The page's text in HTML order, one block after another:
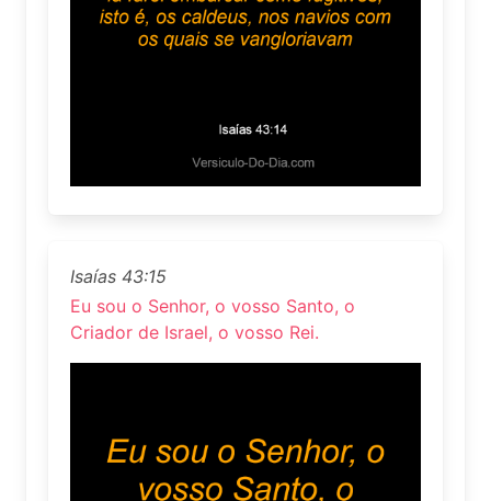
Isaías 43:15
Eu sou o Senhor, o vosso Santo, o
Criador de Israel, o vosso Rei.